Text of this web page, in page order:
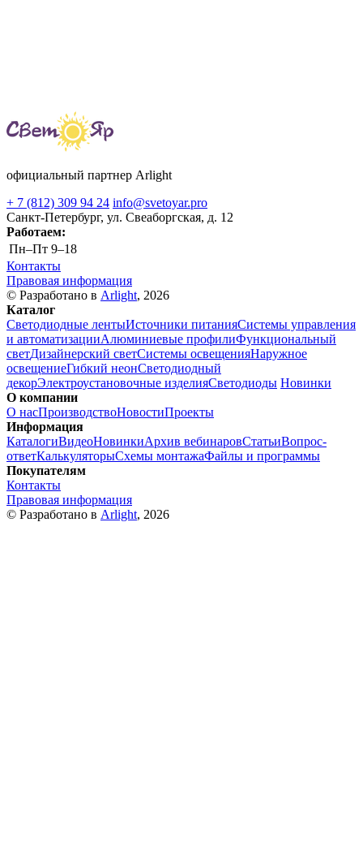
официальный партнер Arlight
+ 7 (812) 309 94 24 info@svetoyar.pro
Санкт-Петербург, ул. Свеаборгская, д. 12
Работаем:
Пн–Пт 9–18
Контакты
Правовая информация
© Разработано в Arlight, 2026
Каталог
Светодиодные лентыИсточники питанияСистемы управления
и автоматизацииАлюминиевые профилиФункциональный
светДизайнерский светСистемы освещенияНаружное
освещениеГибкий неонСветодиодный
декорЭлектроустановочные изделияСветодиоды Новинки
О компании
О насПроизводствоНовостиПроекты
Информация
КаталогиВидеоНовинкиАрхив вебинаровСтатьиВопрос-
ответКалькуляторыСхемы монтажаФайлы и программы
Покупателям
Контакты
Правовая информация
© Разработано в Arlight, 2026